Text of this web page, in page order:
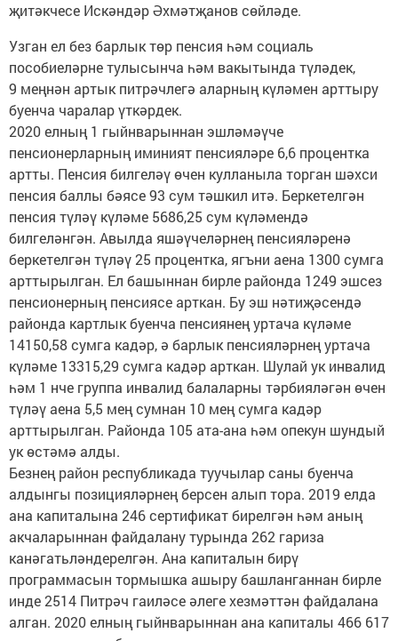
җитәкчесе Искәндәр Әхмәтҗанов сөйләде.
Узган ел без барлык төр пенсия һәм социаль
пособиеләрне тулысынча һәм вакытында түләдек,
9 меңнән артык питрәчлегә аларның күләмен арттыру
буенча чаралар үткәрдек.
2020 елның 1 гыйнварыннан эшләмәүче
пенсионерларның иминият пенсияләре 6,6 процентка
артты. Пенсия билгеләү өчен кулланыла торган шәхси
пенсия баллы бәясе 93 сум тәшкил итә. Беркетелгән
пенсия түләү күләме 5686,25 сум күләмендә
билгеләнгән. Авылда яшәүчеләрнең пенсияләренә
беркетелгән түләү 25 процентка, ягъни аена 1300 сумга
арттырылган. Ел башыннан бирле районда 1249 эшсез
пенсионерның пенсиясе арткан. Бу эш нәтиҗәсендә
районда картлык буенча пенсиянең уртача күләме
14150,58 сумга кадәр, ә барлык пенсияләрнең уртача
күләме 13315,29 сумга кадәр арткан. Шулай ук инвалид
һәм 1 нче группа инвалид балаларны тәрбияләгән өчен
түләү аена 5,5 мең сумнан 10 мең сумга кадәр
арттырылган. Районда 105 ата-ана һәм опекун шундый
ук өстәмә алды.
Безнең район республикада туучылар саны буенча
алдынгы позицияләрнең берсен алып тора. 2019 елда
ана капиталына 246 сертификат бирелгән һәм аның
акчаларыннан файдалану турында 262 гариза
канәгатьләндерелгән. Ана капиталын бирү
программасын тормышка ашыру башланганнан бирле
инде 2514 Питрәч гаиләсе әлеге хезмәттән файдалана
алган. 2020 елның гыйнварыннан ана капиталы 466 617